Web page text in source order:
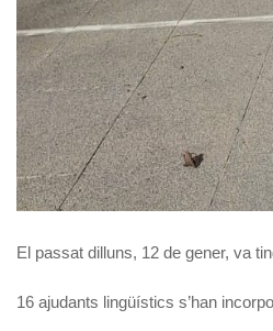
El passat dilluns, 12 de gener, va
16 ajudants lingüístics s’han